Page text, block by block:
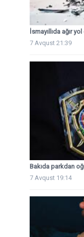
İsmayıllıda ağır
7 Avqust 21:39
Bakıda parkdan
7 Avqust 19:14